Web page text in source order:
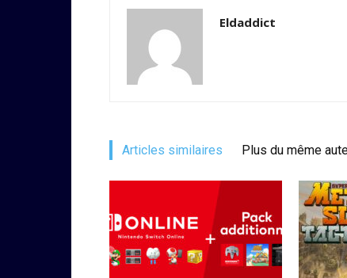
Eldaddict
Articles similaires Plus du même